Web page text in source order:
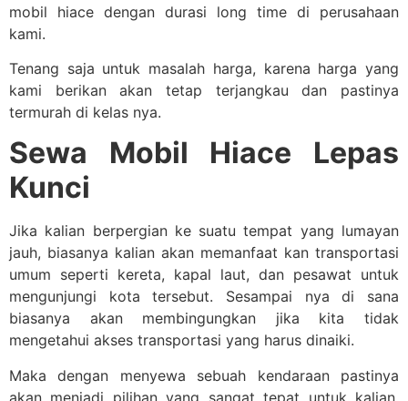
mobil hiace dengan durasi long time di perusahaan
kami.
Tenang saja untuk masalah harga, karena harga yang
kami berikan akan tetap terjangkau dan pastinya
termurah di kelas nya.
Sewa Mobil Hiace Lepas
Kunci
Jika kalian berpergian ke suatu tempat yang lumayan
jauh, biasanya kalian akan memanfaat kan transportasi
umum seperti kereta, kapal laut, dan pesawat untuk
mengunjungi kota tersebut. Sesampai nya di sana
biasanya akan membingungkan jika kita tidak
mengetahui akses transportasi yang harus dinaiki.
Maka dengan menyewa sebuah kendaraan pastinya
akan menjadi pilihan yang sangat tepat untuk kalian,